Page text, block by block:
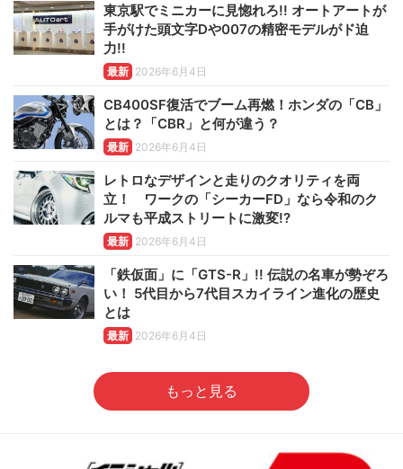
東京駅でミニカーに見惚れろ!! オートアートが
手がけた頭文字Dや007の精密モデルがド迫
力!!
最新 2026年6月4日
CB400SF復活でブーム再燃！ホンダの「CB」
とは？「CBR」と何が違う？
最新 2026年6月4日
レトロなデザインと走りのクオリティを両
立！ ワークの「シーカーFD」なら令和のク
ルマも平成ストリートに激変!?
最新 2026年6月4日
「鉄仮面」に「GTS-R」!! 伝説の名車が勢ぞろ
い！ 5代目から7代目スカイライン進化の歴史
とは
最新 2026年6月4日
もっと見る